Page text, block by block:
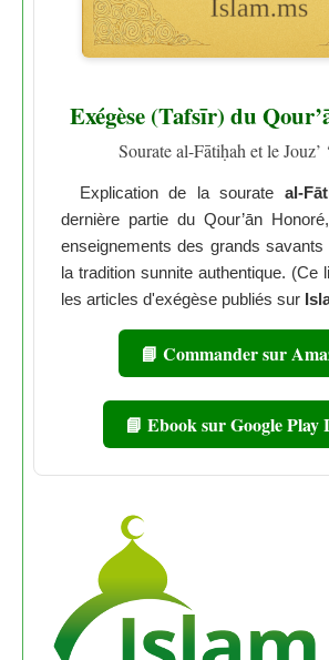
Exégèse (Tafsīr) du
Sourate al-Fātiḥah et le Jouz’
Explication de la sourate al-
dernière partie du Qour’ān
enseignements des grands
la tradition sunnite authentique. (Ce
les articles d'exégèse publiés sur
📘 Commander sur
📘 Ebook sur Google Play